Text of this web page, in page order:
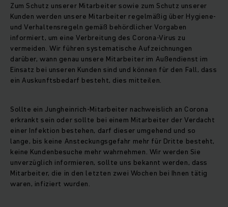
Zum Schutz unserer Mitarbeiter sowie zum Schutz unserer
Kunden werden unsere Mitarbeiter regelmäßig über Hygiene-
und Verhaltensregeln gemäß behördlicher Vorgaben
informiert, um eine Verbreitung des Corona-Virus zu
vermeiden. Wir führen systematische Aufzeichnungen
darüber, wann genau unsere Mitarbeiter im Außendienst im
Einsatz bei unseren Kunden sind und können für den Fall, dass
ein Auskunftsbedarf besteht, dies mitteilen.
Sollte ein Jungheinrich-Mitarbeiter nachweislich an Corona
erkrankt sein oder sollte bei einem Mitarbeiter der Verdacht
einer Infektion bestehen, darf dieser umgehend und so
lange, bis keine Ansteckungsgefahr mehr für Dritte besteht,
keine Kundenbesuche mehr wahrnehmen. Wir werden Sie
unverzüglich informieren, sollte uns bekannt werden, dass
Mitarbeiter, die in den letzten zwei Wochen bei Ihnen tätig
waren, infiziert wurden.